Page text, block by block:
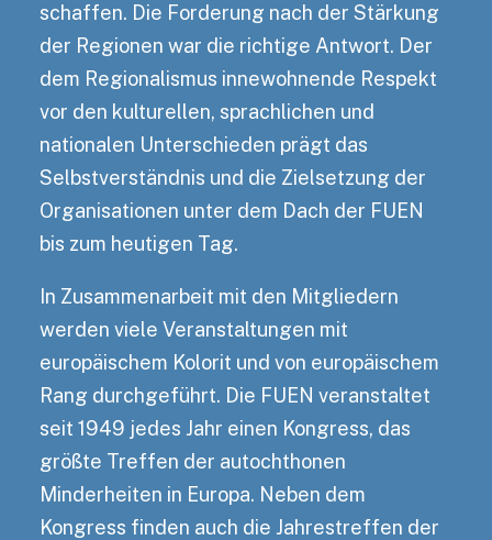
schaffen. Die Forderung nach der Stärkung
der Regionen war die richtige Antwort. Der
dem Regionalismus innewohnende Respekt
vor den kulturellen, sprachlichen und
nationalen Unterschieden prägt das
Selbstverständnis und die Zielsetzung der
Organisationen unter dem Dach der FUEN
bis zum heutigen Tag.
In Zusammenarbeit mit den Mitgliedern
werden viele Veranstaltungen mit
europäischem Kolorit und von europäischem
Rang durchgeführt. Die FUEN veranstaltet
seit 1949 jedes Jahr einen Kongress, das
größte Treffen der autochthonen
Minderheiten in Europa. Neben dem
Kongress finden auch die Jahrestreffen der